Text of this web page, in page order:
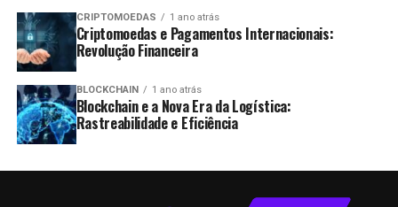
CRIPTOMOEDAS 1 ano atrás
Criptomoedas e Pagamentos Internacionais:
Revolução Financeira
BLOCKCHAIN 1 ano atrás
Blockchain e a Nova Era da Logística:
Rastreabilidade e Eficiência